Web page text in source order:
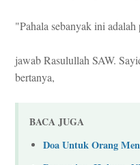
"Pahala sebanyak ini
jawab Rasulullah SAW.
bertanya,
BACA JUGA
Doa Untuk Orang